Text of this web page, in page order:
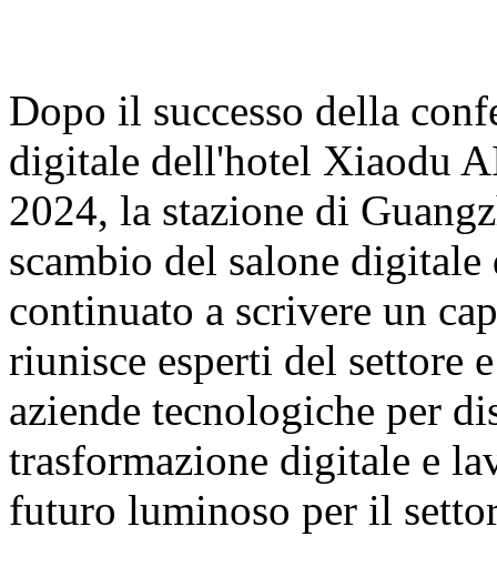
Dopo il successo della
digitale dell'hotel Xiaodu
2024, la stazione di
scambio del salone
continuato a scrivere un
riunisce esperti del settore
aziende tecnologiche per
trasformazione digitale e
futuro luminoso per il